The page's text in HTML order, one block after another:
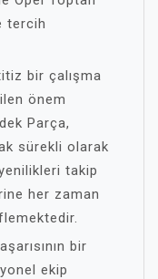
tercih
bir çalışma
önem
Parça,
sürekli olarak
takip
her zaman
bir
ekip